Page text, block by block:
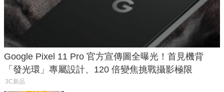
Google Pixel 11 Pro 官方宣傳圖全曝光！首見機背
「發光環」專屬設計、120 倍變焦挑戰攝影極限
3C新品